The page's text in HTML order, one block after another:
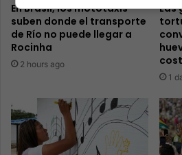
En Brasil, los mototaxis
suben donde el transporte
de Río no puede llegar a
Rocinha
2 hours ago
Las
1